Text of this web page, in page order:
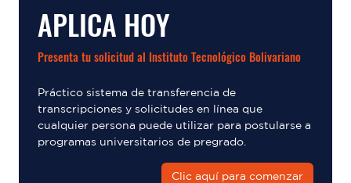
APLICA HOY
Presenta tu solicitud al Instituto Tecnológico Bolivariano
Práctico sistema de transferencia de
transcripciones y solicitudes en línea que
cualquier persona puede utilizar para postularse a
programas universitarios de pregrado.
Clic aquí para comenzar